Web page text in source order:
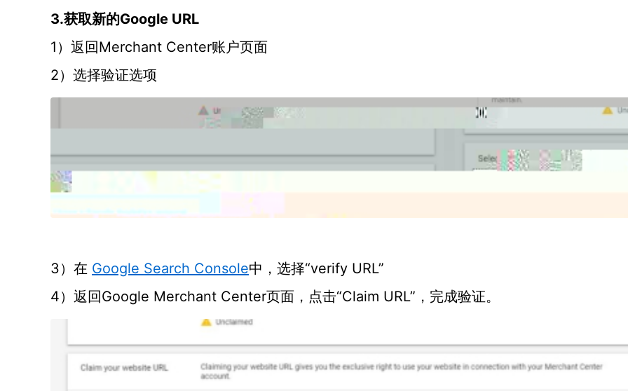
3.获取新的Google URL
1）返回Merchant Center账户页面
2）选择验证选项
3）在 Google Search Console中，选择“verify URL”
4）返回Google Merchant Center页面，点击“Claim URL”，完成验证。